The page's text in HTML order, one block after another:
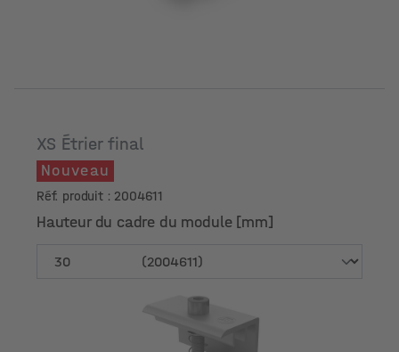
XS Étrier final
Nouveau
Réf. produit : 2004611
Hauteur du cadre du module [mm]